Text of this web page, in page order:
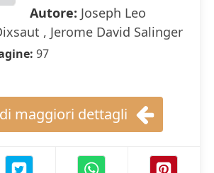
Autore: Joseph Leo
, Jerome David Salinger
97
maggiori dettagli